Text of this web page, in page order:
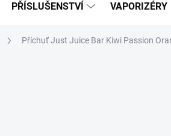
PŘÍSLUŠENSTVÍ VAPORIZÉRY
Příchuť Just Juice Bar Kiwi Passion